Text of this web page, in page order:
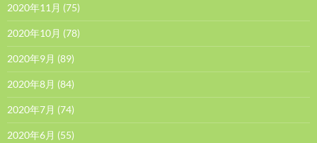
2020年11月 (75)
2020年10月 (78)
2020年9月 (89)
2020年8月 (84)
2020年7月 (74)
2020年6月 (55)